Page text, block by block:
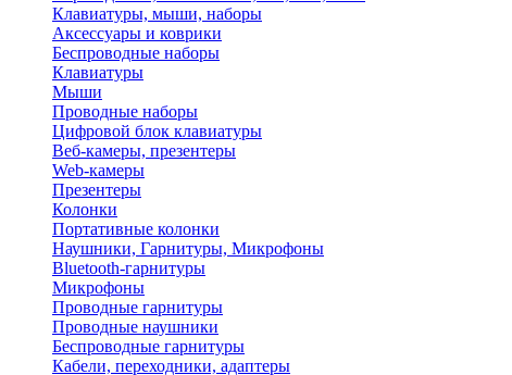
Клавиатуры, мыши, наборы
Аксессуары и коврики
Беспроводные наборы
Клавиатуры
Мыши
Проводные наборы
Цифровой блок клавиатуры
Веб-камеры, презентеры
Web-камеры
Презентеры
Колонки
Портативные колонки
Наушники, Гарнитуры, Микрофоны
Bluetooth-гарнитуры
Микрофоны
Проводные гарнитуры
Проводные наушники
Беспроводные гарнитуры
Кабели, переходники, адаптеры